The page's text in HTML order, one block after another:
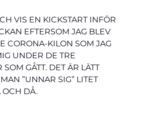
VIS EN KICKSTART INFÖR
EFTERSOM JAG BLEV
CORONA-KILON SOM JAG
UNDER DE TRE
GÅTT. DET ÄR LÄTT
”UNNAR SIG” LITET
OCH DÅ.